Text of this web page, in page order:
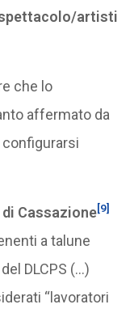
artisti
che lo
affermato da
configurarsi
Cassazione[9]
a talune
DLCPS (…)
“lavoratori